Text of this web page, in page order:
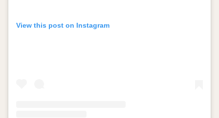
View this post on Instagram